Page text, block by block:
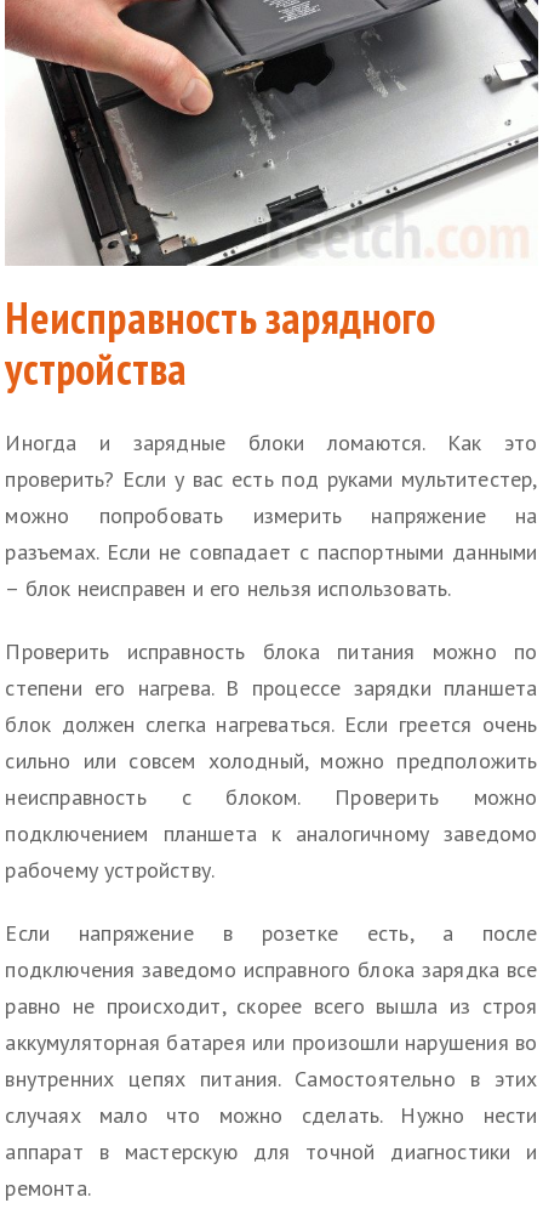
Неисправность зарядного
устройства
Иногда и зарядные блоки ломаются. Как это
проверить? Если у вас есть под руками мультитестер,
можно попробовать измерить напряжение на
разъемах. Если не совпадает с паспортными данными
– блок неисправен и его нельзя использовать.
Проверить исправность блока питания можно по
степени его нагрева. В процессе зарядки планшета
блок должен слегка нагреваться. Если греется очень
сильно или совсем холодный, можно предположить
неисправность с блоком. Проверить можно
подключением планшета к аналогичному заведомо
рабочему устройству.
Если напряжение в розетке есть, а после
подключения заведомо исправного блока зарядка все
равно не происходит, скорее всего вышла из строя
аккумуляторная батарея или произошли нарушения во
внутренних цепях питания. Самостоятельно в этих
случаях мало что можно сделать. Нужно нести
аппарат в мастерскую для точной диагностики и
ремонта.